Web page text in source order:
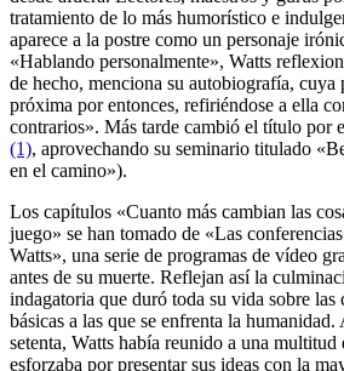
tratamiento de lo más humorístico e
aparece a la postre como un personaje
«Hablando personalmente», Watts
de hecho, menciona su autobiografía, cuya
próxima por entonces, refiriéndose a ella
contrarios». Más tarde cambió el título por
(1), aprovechando su seminario titulado
en el camino»).
Los capítulos «Cuanto más cambian las
juego» se han tomado de «Las
Watts», una serie de programas de vídeo
antes de su muerte. Reflejan así la
indagatoria que duró toda su vida sobre las
básicas a las que se enfrenta la
setenta, Watts había reunido a una multitud
esforzaba por presentar sus ideas con la